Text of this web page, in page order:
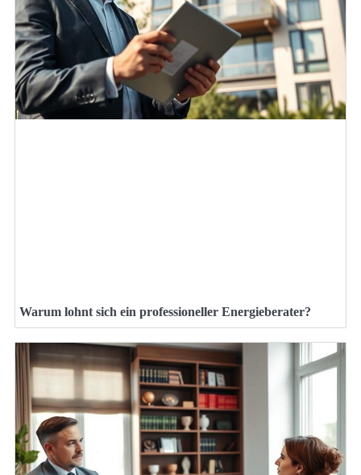
Warum lohnt sich ein professioneller Energieberater?